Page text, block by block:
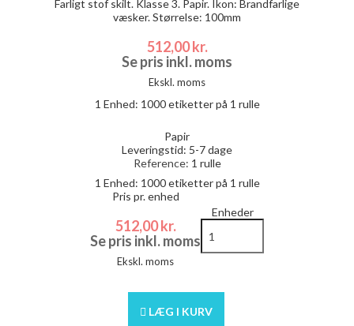
Farligt stof skilt. Klasse 3. Papir. Ikon: Brandfarlige
væsker. Størrelse: 100mm
512,00 kr.
Se pris inkl. moms
Ekskl. moms
1 Enhed: 1000etiketter på 1 rulle
Papir
Leveringstid: 5-7 dage
Reference: 1 rulle
1 Enhed: 1000etiketter på 1 rulle
Pris pr. enhed
512,00 kr.
Se pris inkl. moms
Ekskl. moms
Enheder
LÆG I KURV